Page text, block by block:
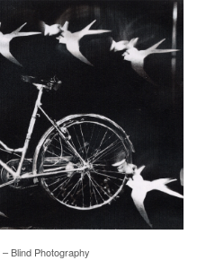
Blind Photography